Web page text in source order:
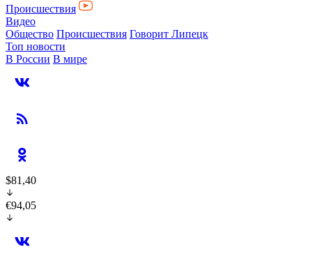
Происшествия
Видео
Общество Происшествия Говорит Липецк
Топ новости
В России В мире
$81,40
€94,05